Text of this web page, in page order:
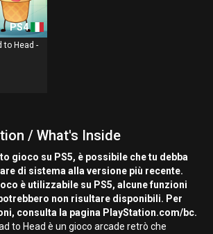
PS4
to Head -
/ What's Inside
gioco su PS5, è possibile che tu debba
di sistema alla versione più recente.
è utilizzabile su PS5, alcune funzioni
non risultare disponibili. Per
consulta la pagina PlayStation.com/bc.
to Head è un gioco arcade retrò che